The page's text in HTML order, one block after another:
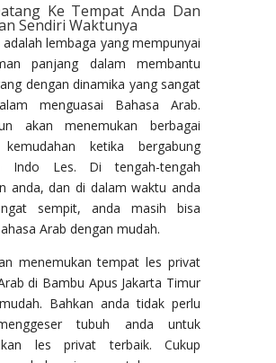
Ke Tempat Anda Dan
Sendiri Waktunya
lembaga yang mempunyai
panjang dalam membantu
dengan dinamika yang sangat
menguasai Bahasa Arab.
akan menemukan berbagai
ketika bergabung
Indo Les. Di tengah-tengah
anda, dan di dalam waktu anda
sempit, anda masih bisa
Arab dengan mudah.
menemukan tempat les privat
di Bambu Apus Jakarta Timur
Bahkan anda tidak perlu
tubuh anda untuk
les privat terbaik. Cukup